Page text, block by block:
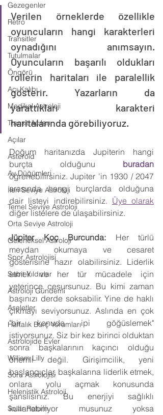
Gezegenler
Retro
Transitler
Tutulmalar
Öngörü
Açı Kalıbı
Medikal Astroloji
Transit Açıları
Açılar
Asteroid
Ay Düğümleri
İleri Seviye Astroloji
Temel Seviye Astroloji
Orta Seviye Astroloji
Geleneksel Astroloji
Spor Astrolojisi
Sabit Yıldızlar
Astroloji Gündemi
Asaletler
Haftalık Burç Yorumları
Astrolojide Evler
William Lilly
Soru Astrolojisi
Helenistik Astroloji
Solar Return
Verilen örneklerde özellikle
oyuncuların hangi karakterleri
oynadığını anımsayın.
Oyuncuların başarılı oldukları
rollerin haritaları ile paralellik
gösterir. Yazarların da
yarattıkları karakteri
haritalarında görebiliyoruz.
Doğum haritanızda Jupiterin hangi
burçta olduğunu buradan
öğrenebilirsiniz. Jupiter 'in 1930 / 2047
arasında hangi burçlarda olduğuna
dair listeyi indirebilirsiniz. Üye olarak
diğer listelere de ulaşabilirsiniz.
Jüpiter Koç Burcunda: Her türlü
meydan okumaya ve cesaret
gösterisine hazır olabilirsiniz. Liderlik
etmek ve her tür mücadele için
yeterince cesursunuz. Bu kimi zaman
başınızı derde soksabilir. Yine de haklı
çıkmayı seviyorsunuz. Aslında en çok
"bir konuda ipi göğüslemek"
istiyorsunuz. Siz bir kez birinci olduktan
sonra başkalarının kaçıncı olduğu
önemli değil. Girişimcilik, yeni
başlangıçlar, başkalarına liderlik etmek,
onlara yolu açmak konusunda
şanslısınız. Bu enerjiyi sağlıklı
kullanabiliyor musunuz yoksa